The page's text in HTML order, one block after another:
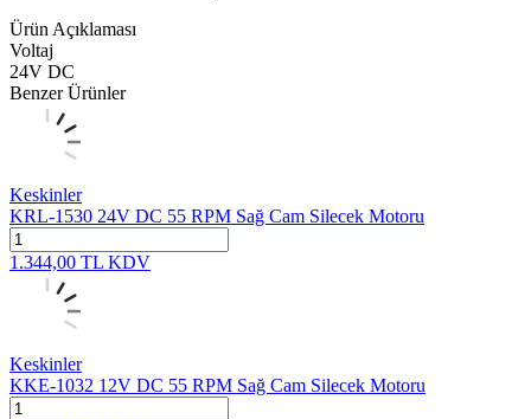
Ürün Açıklaması
Voltaj
24V DC
Benzer Ürünler
Keskinler
KRL-1530 24V DC 55 RPM Sağ Cam Silecek Motoru
1.344,00 TL KDV
Keskinler
KKE-1032 12V DC 55 RPM Sağ Cam Silecek Motoru